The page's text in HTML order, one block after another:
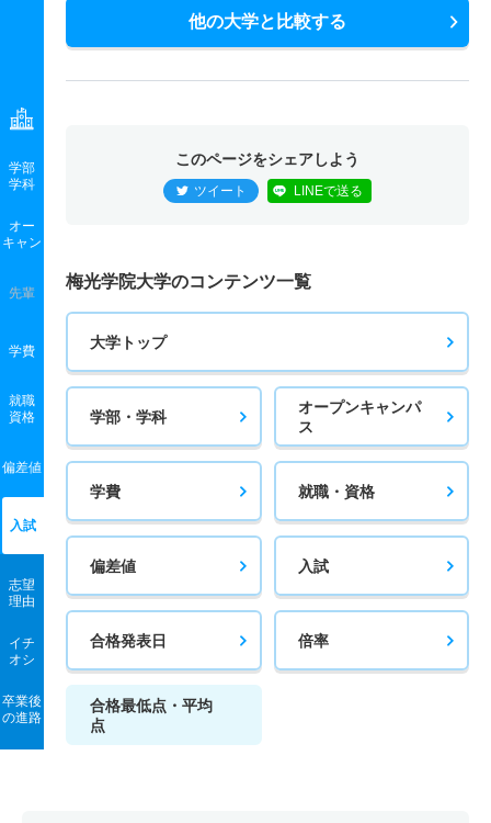
学部
学科
オー
キャン
先輩
学費
就職
資格
偏差値
入試
志望
理由
イチ
オシ
卒業後
の進路
他の大学と比較する
このページをシェアしよう
ツイート LINEで送る
梅光学院大学のコンテンツ一覧
大学トップ
学部・学科
オープンキャンパ
ス
学費 就職・資格
偏差値 入試
合格発表日 倍率
合格最低点・平均
点